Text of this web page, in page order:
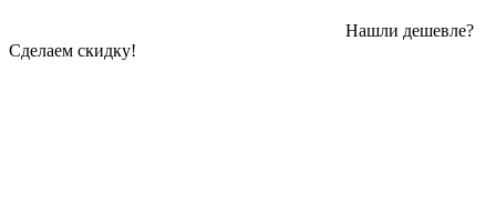
Нашли дешевле?
Сделаем скидку!